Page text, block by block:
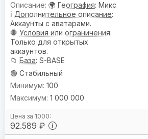
🌍 География: Микс
ℹ️ Дополнительное описание:
Аккаунты с аватарами.
🛑 Условия или ограничения:
Только для открытых
аккаунтов.
📁 База: S-BASE
🟢 Стабильный
92.589 ₽
100
1 000 000